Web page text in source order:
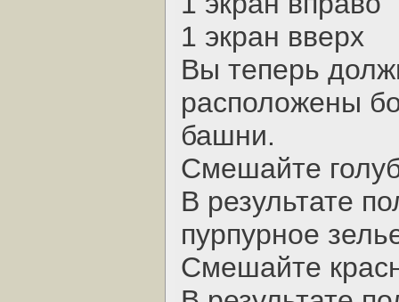
1 экран вверх
Вы теперь
расположены
башни.
Смешайте
В результате
пурпурное
Смешайте